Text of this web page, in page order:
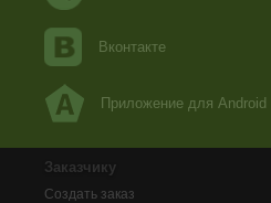
Вконтакте
Приложение для Android
Заказчику
Создать заказ